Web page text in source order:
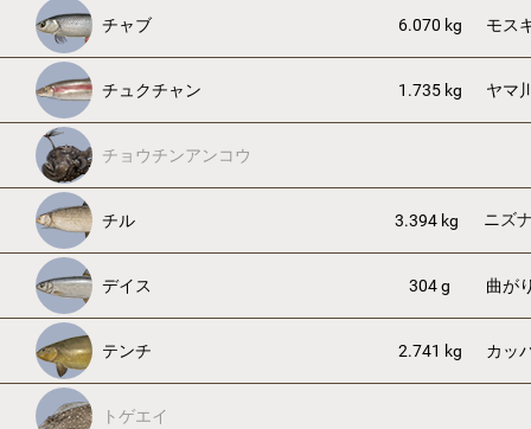
チャブ 6.070 kg モス
チュクチャン 1.735 kg ヤマ
チョウチンアンコウ
チル 3.394 kg ニズ
デイス 304 g 曲が
テンチ 2.741 kg カッ
トゲエイ